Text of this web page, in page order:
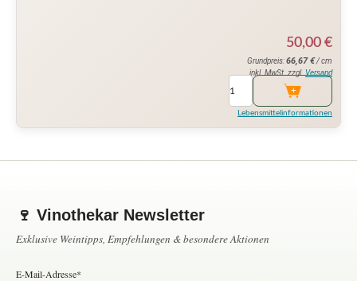
50,00 €
Grundpreis:66,67€/ cm
inkl. MwSt. zzgl. Versand
Lebensmittelinformationen
🍷 Vinothekar Newsletter
Exklusive Weintipps, Empfehlungen & besondere Aktionen
E-Mail-Adresse*